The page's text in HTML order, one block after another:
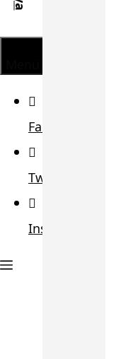
Facebook
Twitter
Instagram